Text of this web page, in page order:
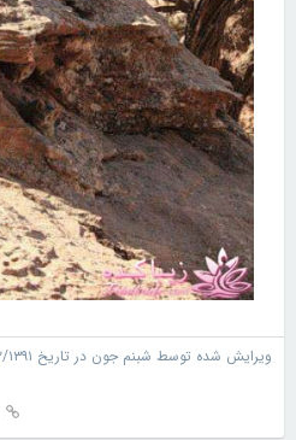
ویرایش شده توسط شبنم جون در تاریخ ۲۰/۱۲/۱۳۹۱ ۱۵:۰۲